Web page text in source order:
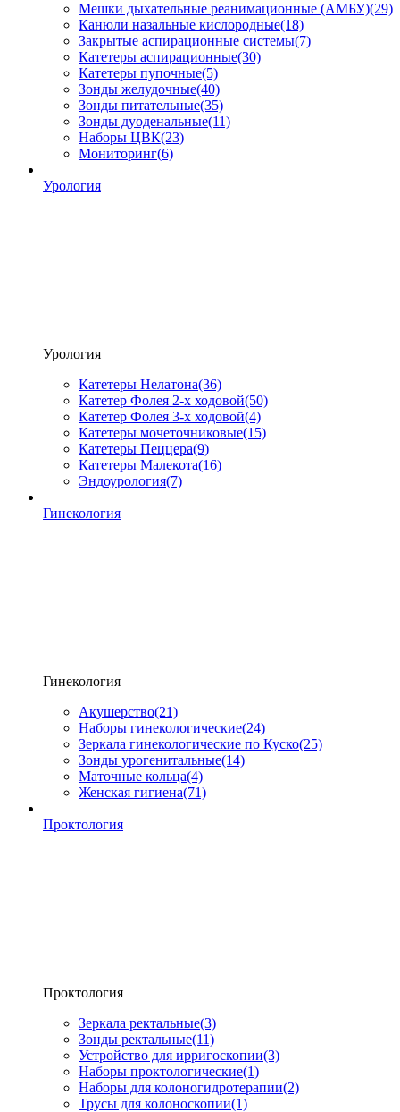
Мешки дыхательные реанимационные (АМБУ)(29)
Канюли назальные кислородные(18)
Закрытые аспирационные системы(7)
Катетеры аспирационные(30)
Катетеры пупочные(5)
Зонды желудочные(40)
Зонды питательные(35)
Зонды дуоденальные(11)
Наборы ЦВК(23)
Мониторинг(6)
Урология
Урология
Катетеры Нелатона(36)
Катетер Фолея 2-х ходовой(50)
Катетер Фолея 3-х ходовой(4)
Катетеры мочеточниковые(15)
Катетеры Пеццера(9)
Катетеры Малекота(16)
Эндоурология(7)
Гинекология
Гинекология
Акушерство(21)
Наборы гинекологические(24)
Зеркала гинекологические по Куско(25)
Зонды урогенитальные(14)
Маточные кольца(4)
Женская гигиена(71)
Проктология
Проктология
Зеркала ректальные(3)
Зонды ректальные(11)
Устройство для ирригоскопии(3)
Наборы проктологические(1)
Наборы для колоногидротерапии(2)
Трусы для колоноскопии(1)